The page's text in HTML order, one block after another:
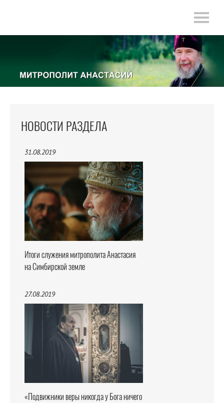
НОВОСТИ РАЗДЕЛА
31.08.2019
Итоги служения митрополита Анастасия
на Симбирской земле
27.08.2019
«Подвижники веры никогда у Бога ничего